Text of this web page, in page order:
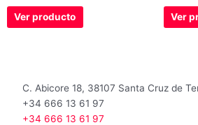
Valorado
con
de
Ver producto
Valorado
con
de
Ver
C. Abicore 18, 38107 Santa Cruz de
+34 666 13 61 97
+34 666 13 61 97